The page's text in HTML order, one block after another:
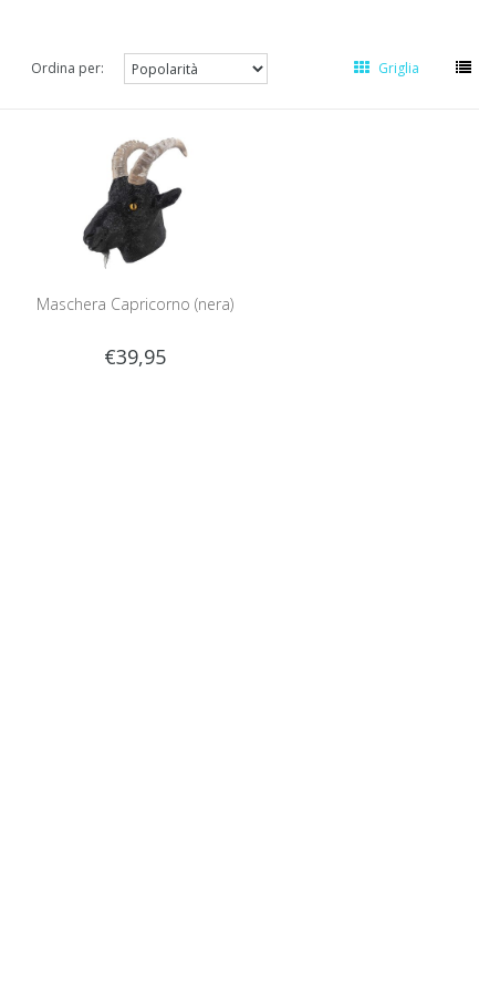
Ordina per: Griglia
Maschera Capricorno (nera)
€39,95